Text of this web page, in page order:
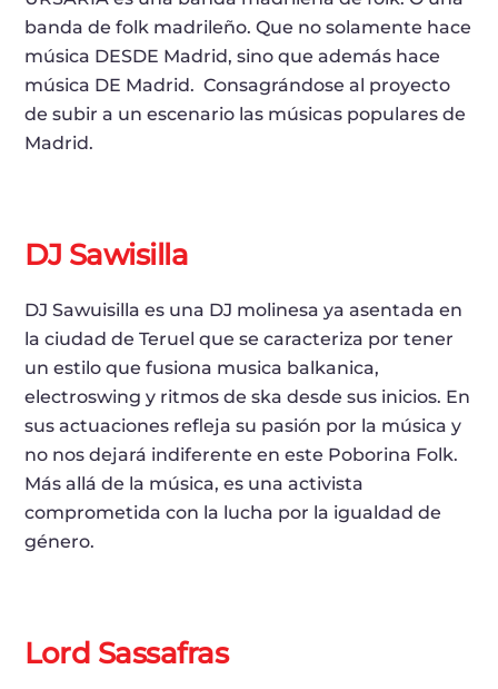
banda de folk madrileño. Que no solamente hace
música DESDE Madrid, sino que además hace
música DE Madrid. Consagrándose al proyecto
de subir a un escenario las músicas populares de
Madrid.
DJ Sawisilla
DJ Sawuisilla es una DJ molinesa ya asentada en
la ciudad de Teruel que se caracteriza por tener
un estilo que fusiona musica balkanica,
electroswing y ritmos de ska desde sus inicios. En
sus actuaciones refleja su pasión por la música y
no nos dejará indiferente en este Poborina Folk.
Más allá de la música, es una activista
comprometida con la lucha por la igualdad de
género.
Lord Sassafras